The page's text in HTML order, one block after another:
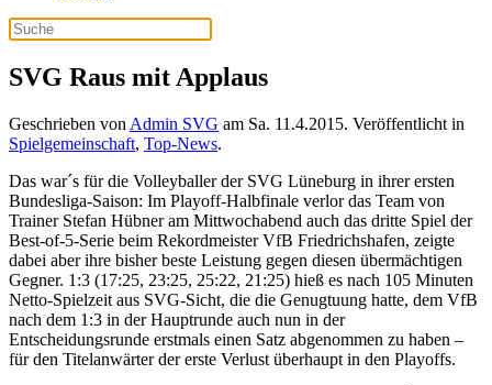
SVG Raus mit Applaus
Geschrieben von Admin SVG am Sa. 11.4.2015. Veröffentlicht in
Spielgemeinschaft, Top-News.
Das war´s für die Volleyballer der SVG Lüneburg in ihrer ersten
Bundesliga-Saison: Im Playoff-Halbfinale verlor das Team von
Trainer Stefan Hübner am Mittwochabend auch das dritte Spiel der
Best-of-5-Serie beim Rekordmeister VfB Friedrichshafen, zeigte
dabei aber ihre bisher beste Leistung gegen diesen übermächtigen
Gegner. 1:3 (17:25, 23:25, 25:22, 21:25) hieß es nach 105 Minuten
Netto-Spielzeit aus SVG-Sicht, die die Genugtuung hatte, dem VfB
nach dem 1:3 in der Hauptrunde auch nun in der
Entscheidungsrunde erstmals einen Satz abgenommen zu haben –
für den Titelanwärter der erste Verlust überhaupt in den Playoffs.